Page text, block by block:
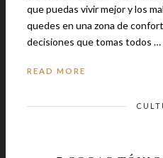
que puedas vivir mejor y los
quedes en una zona de confort. Tus comportamientos y
decisiones que tomas todos …
READ MORE